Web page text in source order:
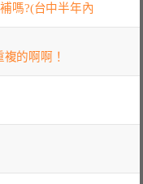
嗎?(台中半年內
的啊啊！